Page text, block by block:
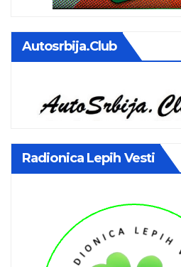
Autosrbija.club
Radionica Lepih Vesti